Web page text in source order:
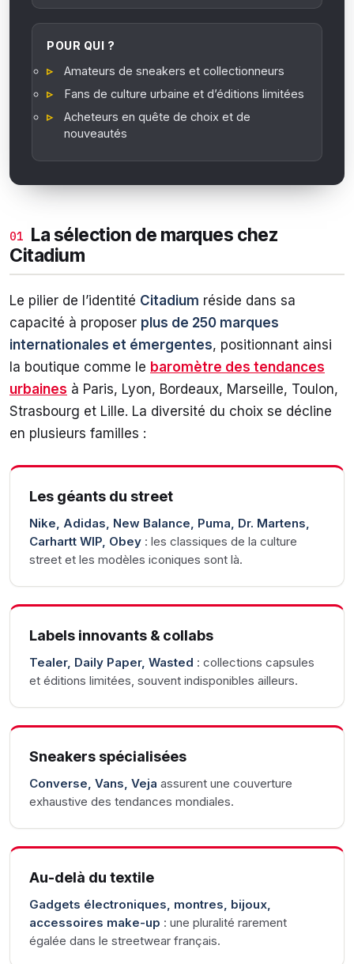
POUR QUI ?
Amateurs de sneakers et collectionneurs
Fans de culture urbaine et d’éditions limitées
Acheteurs en quête de choix et de
nouveautés
01 La sélection de marques chez
Citadium
Le pilier de l’identité Citadium réside dans sa
capacité à proposer plus de 250 marques
internationales et émergentes, positionnant ainsi
la boutique comme le baromètre des tendances
urbaines à Paris, Lyon, Bordeaux, Marseille, Toulon,
Strasbourg et Lille. La diversité du choix se décline
en plusieurs familles :
Les géants du street
Nike, Adidas, New Balance, Puma, Dr. Martens,
Carhartt WIP, Obey : les classiques de la culture
street et les modèles iconiques sont là.
Labels innovants & collabs
Tealer, Daily Paper, Wasted : collections capsules
et éditions limitées, souvent indisponibles ailleurs.
Sneakers spécialisées
Converse, Vans, Veja assurent une couverture
exhaustive des tendances mondiales.
Au-delà du textile
Gadgets électroniques, montres, bijoux,
accessoires make-up : une pluralité rarement
égalée dans le streetwear français.